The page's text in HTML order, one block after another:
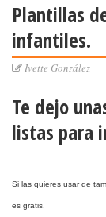
Plantillas
infantiles.
Ivette González
Te dejo
listas para
Si las quieres usar de
es gratis.